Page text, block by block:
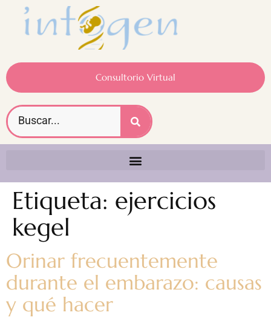
Consultorio Virtual
Etiqueta: ejercicios
kegel
Orinar frecuentemente
durante el embarazo: causas
y qué hacer